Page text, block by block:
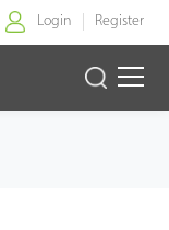
Login Register